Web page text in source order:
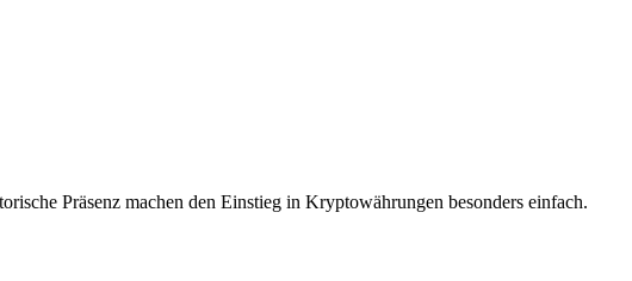
Präsenz machen den Einstieg in Kryptowährungen besonders einfach.